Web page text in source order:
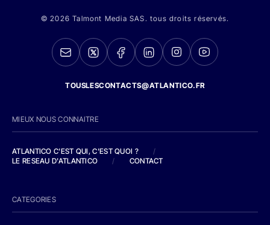
© 2026 Talmont Media SAS. tous droits réservés.
TOUSLESCONTACTS@ATLANTICO.FR
MIEUX NOUS CONNAITRE
ATLANTICO C'EST QUI, C'EST QUOI ?
/
LE RESEAU D'ATLANTICO
/ CONTACT
CATEGORIES